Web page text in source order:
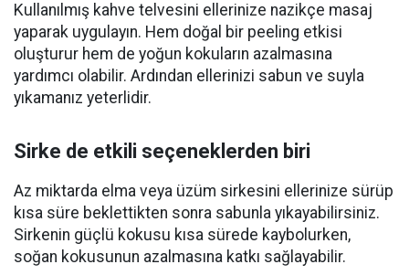
Kullanılmış kahve telvesini ellerinize nazikçe masaj
yaparak uygulayın. Hem doğal bir peeling etkisi
oluşturur hem de yoğun kokuların azalmasına
yardımcı olabilir. Ardından ellerinizi sabun ve suyla
yıkamanız yeterlidir.
Sirke de etkili seçeneklerden biri
Az miktarda elma veya üzüm sirkesini ellerinize sürüp
kısa süre beklettikten sonra sabunla yıkayabilirsiniz.
Sirkenin güçlü kokusu kısa sürede kaybolurken,
soğan kokusunun azalmasına katkı sağlayabilir.